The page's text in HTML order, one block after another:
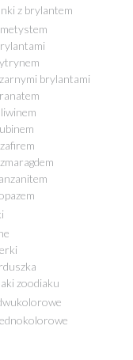
z brylantem
brylantami
zoodiaku